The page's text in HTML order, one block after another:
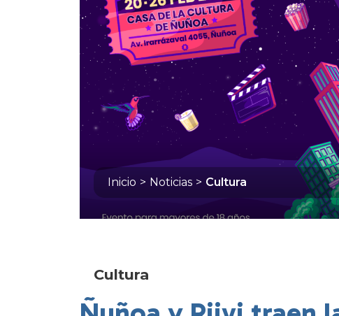
Inicio > Noticias > Cultura
Cultura